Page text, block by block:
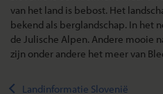
van het land is bebost. Het
bekend als berglandschap. In het
de Julische Alpen. Andere mooie
zijn onder andere het meer van
Landinformatie Slovenië